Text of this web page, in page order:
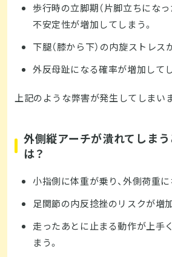
歩行時の立脚期（片脚立ちにな
不安定性が増加してしまう。
下腿（膝から下）の内旋ストレス
外反母趾になる確率が増加して
上記のような弊害が発生してしまい
外側縦アーチが潰れてしま
は？
小指側に体重が乗り、外側荷重に
足関節の内反捻挫のリスクが増
走ったあとに止まる動作が上手
まう。